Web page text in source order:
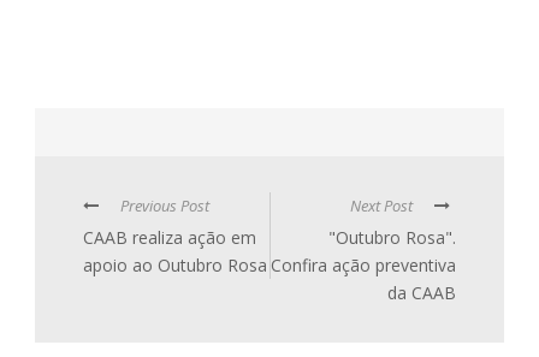
Previous Post
CAAB realiza ação em
apoio ao Outubro Rosa
Next Post
"Outubro Rosa".
Confira ação preventiva
da CAAB